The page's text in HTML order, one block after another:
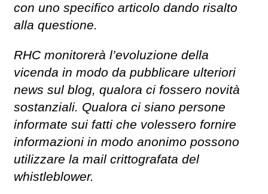
con uno specifico articolo dando risalto
alla questione.
RHC monitorerà l’evoluzione della
vicenda in modo da pubblicare ulteriori
news sul blog, qualora ci fossero novità
sostanziali. Qualora ci siano persone
informate sui fatti che volessero fornire
informazioni in modo anonimo possono
utilizzare la mail crittografata del
whistleblower.